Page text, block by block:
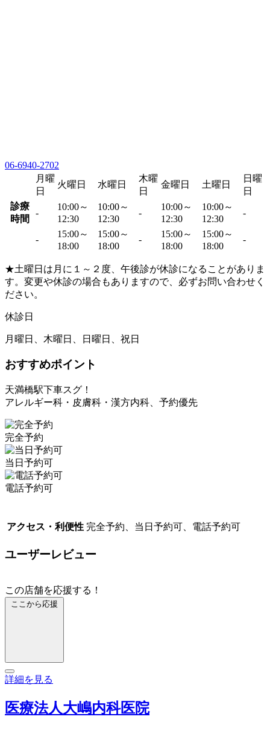
06-6940-2702
月曜
日
火曜日 水曜日
木曜
日
金曜日 土曜日
日曜
日
診療
時間
-
10:00～
12:30
10:00～
12:30
-
10:00～
12:30
10:00～
12:30
-
-
15:00～
18:00
15:00～
18:00
-
15:00～
18:00
15:00～
18:00
-
★土曜日は月に１～２度、午後診が休診になることがありま
す。変更や休診の場合もありますので、必ずお問い合わせく
ださい。
休診日
月曜日、木曜日、日曜日、祝日
おすすめポイント
天満橋駅下車スグ！
アレルギー科・皮膚科・漢方内科、予約優先
完全予約
当日予約可
電話予約可
アクセス・利便性 完全予約、当日予約可、電話予約可
ユーザーレビュー
この店舗を応援する！
ここから応援
詳細を見る
医療法人大嶋内科医院